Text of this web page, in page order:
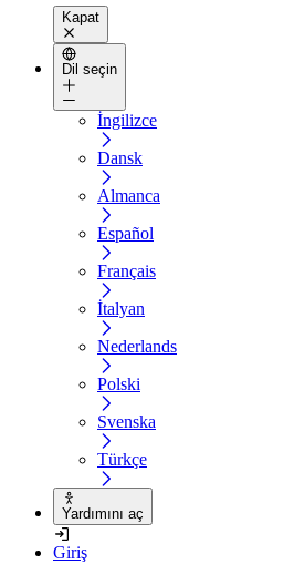
Kapat
Dil seçin
İngilizce
Dansk
Almanca
Español
Français
İtalyan
Nederlands
Polski
Svenska
Türkçe
Yardımını aç
Giriş